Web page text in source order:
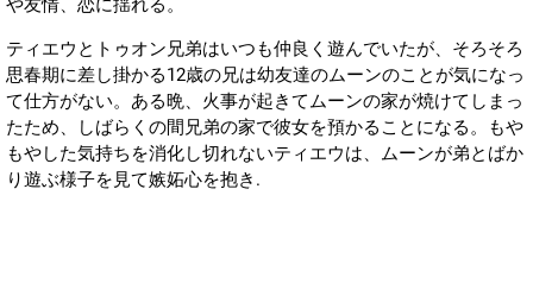
や友情、恋に揺れる。
ティエウとトゥオン兄弟はいつも仲良く遊んでいたが、そろそろ
思春期に差し掛かる12歳の兄は幼友達のムーンのことが気になっ
て仕方がない。ある晩、火事が起きてムーンの家が焼けてしまっ
たため、しばらくの間兄弟の家で彼女を預かることになる。もや
もやした気持ちを消化し切れないティエウは、ムーンが弟とばか
り遊ぶ様子を見て嫉妬心を抱き.